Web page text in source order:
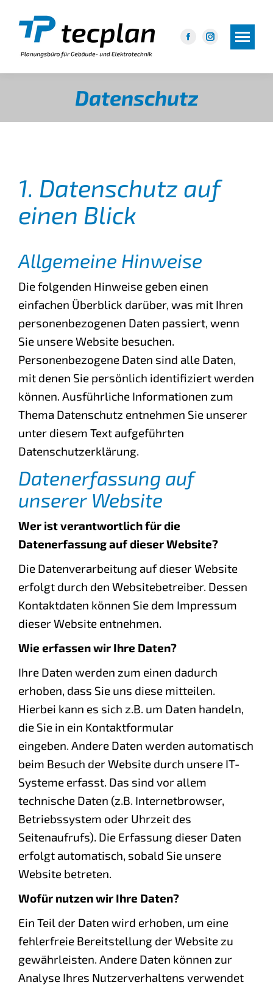
Facebook
opens
new
window
Instagram
opens
window
Datenschutz
1. Datenschutz auf
einen Blick
Allgemeine Hinweise
Die folgenden Hinweise geben einen
einfachen Überblick darüber, was mit Ihren
personenbezogenen Daten passiert, wenn
Sie unsere Website besuchen.
Personenbezogene Daten sind alle Daten,
mit denen Sie persönlich identifiziert werden
können. Ausführliche Informationen zum
Thema Datenschutz entnehmen Sie unserer
unter diesem Text aufgeführten
Datenschutzerklärung.
Datenerfassung auf
unserer Website
Wer ist verantwortlich für die
Datenerfassung auf dieser Website?
Die Datenverarbeitung auf dieser Website
erfolgt durch den Websitebetreiber. Dessen
Kontaktdaten können Sie dem Impressum
dieser Website entnehmen.
Wie erfassen wir Ihre Daten?
Ihre Daten werden zum einen dadurch
erhoben, dass Sie uns diese mitteilen.
Hierbei kann es sich z.B. um Daten handeln,
die Sie in ein Kontaktformular
eingeben. Andere Daten werden automatisch
beim Besuch der Website durch unsere IT-
Systeme erfasst. Das sind vor allem
technische Daten (z.B. Internetbrowser,
Betriebssystem oder Uhrzeit des
Seitenaufrufs). Die Erfassung dieser Daten
erfolgt automatisch, sobald Sie unsere
Website betreten.
Wofür nutzen wir Ihre Daten?
Ein Teil der Daten wird erhoben, um eine
fehlerfreie Bereitstellung der Website zu
gewährleisten. Andere Daten können zur
Analyse Ihres Nutzerverhaltens verwendet